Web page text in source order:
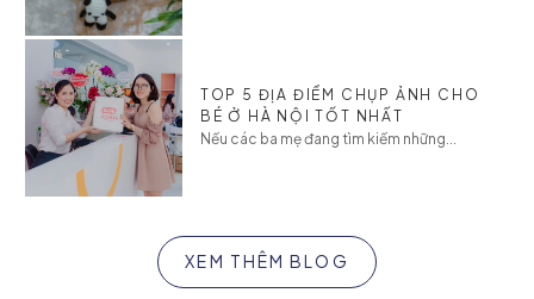
TOP 5 ĐỊA ĐIỂM CHỤP ẢNH CHO
BÉ Ở HÀ NỘI TỐT NHẤT
Nếu các ba mẹ đang tìm kiếm những...
XEM THÊM BLOG